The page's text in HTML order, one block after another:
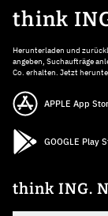
think
Herunterladen und
angeben, Suchaufträge
Co. erhalten. Jetzt
APPLE App
GOOGLE Play
think ING.